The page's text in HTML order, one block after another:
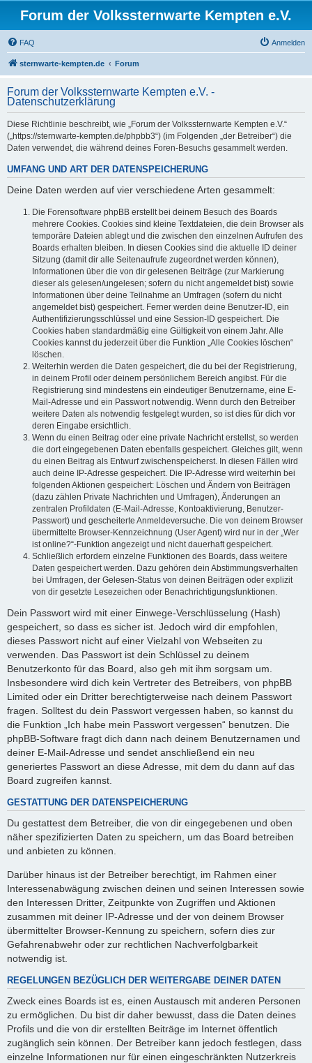
Forum der Volkssternwarte Kempten e.V.
FAQ Anmelden
sternwarte-kempten.de Forum
Forum der Volkssternwarte Kempten e.V. -
Datenschutzerklärung
Diese Richtlinie beschreibt, wie „Forum der Volkssternwarte Kempten e.V.“
(„https://sternwarte-kempten.de/phpbb3“) (im Folgenden „der Betreiber“) die
Daten verwendet, die während deines Foren-Besuchs gesammelt werden.
UMFANG UND ART DER DATENSPEICHERUNG
Deine Daten werden auf vier verschiedene Arten gesammelt:
Die Forensoftware phpBB erstellt bei deinem Besuch des Boards
mehrere Cookies. Cookies sind kleine Textdateien, die dein Browser als
temporäre Dateien ablegt und die zwischen den einzelnen Aufrufen des
Boards erhalten bleiben. In diesen Cookies sind die aktuelle ID deiner
Sitzung (damit dir alle Seitenaufrufe zugeordnet werden können),
Informationen über die von dir gelesenen Beiträge (zur Markierung
dieser als gelesen/ungelesen; sofern du nicht angemeldet bist) sowie
Informationen über deine Teilnahme an Umfragen (sofern du nicht
angemeldet bist) gespeichert. Ferner werden deine Benutzer-ID, ein
Authentifizierungsschlüssel und eine Session-ID gespeichert. Die
Cookies haben standardmäßig eine Gültigkeit von einem Jahr. Alle
Cookies kannst du jederzeit über die Funktion „Alle Cookies löschen“
löschen.
Weiterhin werden die Daten gespeichert, die du bei der Registrierung,
in deinem Profil oder deinem persönlichem Bereich angibst. Für die
Registrierung sind mindestens ein eindeutiger Benutzername, eine E-
Mail-Adresse und ein Passwort notwendig. Wenn durch den Betreiber
weitere Daten als notwendig festgelegt wurden, so ist dies für dich vor
deren Eingabe ersichtlich.
Wenn du einen Beitrag oder eine private Nachricht erstellst, so werden
die dort eingegebenen Daten ebenfalls gespeichert. Gleiches gilt, wenn
du einen Beitrag als Entwurf zwischenspeicherst. In diesen Fällen wird
auch deine IP-Adresse gespeichert. Die IP-Adresse wird weiterhin bei
folgenden Aktionen gespeichert: Löschen und Ändern von Beiträgen
(dazu zählen Private Nachrichten und Umfragen), Änderungen an
zentralen Profildaten (E-Mail-Adresse, Kontoaktivierung, Benutzer-
Passwort) und gescheiterte Anmeldeversuche. Die von deinem Browser
übermittelte Browser-Kennzeichnung (User Agent) wird nur in der „Wer
ist online?“-Funktion angezeigt und nicht dauerhaft gespeichert.
Schließlich erfordern einzelne Funktionen des Boards, dass weitere
Daten gespeichert werden. Dazu gehören dein Abstimmungsverhalten
bei Umfragen, der Gelesen-Status von deinen Beiträgen oder explizit
von dir gesetzte Lesezeichen oder Benachrichtigungsfunktionen.
Dein Passwort wird mit einer Einwege-Verschlüsselung (Hash)
gespeichert, so dass es sicher ist. Jedoch wird dir empfohlen,
dieses Passwort nicht auf einer Vielzahl von Webseiten zu
verwenden. Das Passwort ist dein Schlüssel zu deinem
Benutzerkonto für das Board, also geh mit ihm sorgsam um.
Insbesondere wird dich kein Vertreter des Betreibers, von phpBB
Limited oder ein Dritter berechtigterweise nach deinem Passwort
fragen. Solltest du dein Passwort vergessen haben, so kannst du
die Funktion „Ich habe mein Passwort vergessen“ benutzen. Die
phpBB-Software fragt dich dann nach deinem Benutzernamen und
deiner E-Mail-Adresse und sendet anschließend ein neu
generiertes Passwort an diese Adresse, mit dem du dann auf das
Board zugreifen kannst.
GESTATTUNG DER DATENSPEICHERUNG
Du gestattest dem Betreiber, die von dir eingegebenen und oben
näher spezifizierten Daten zu speichern, um das Board betreiben
und anbieten zu können.
Darüber hinaus ist der Betreiber berechtigt, im Rahmen einer
Interessenabwägung zwischen deinen und seinen Interessen sowie
den Interessen Dritter, Zeitpunkte von Zugriffen und Aktionen
zusammen mit deiner IP-Adresse und der von deinem Browser
übermittelter Browser-Kennung zu speichern, sofern dies zur
Gefahrenabwehr oder zur rechtlichen Nachverfolgbarkeit
notwendig ist.
REGELUNGEN BEZÜGLICH DER WEITERGABE DEINER DATEN
Zweck eines Boards ist es, einen Austausch mit anderen Personen
zu ermöglichen. Du bist dir daher bewusst, dass die Daten deines
Profils und die von dir erstellten Beiträge im Internet öffentlich
zugänglich sein können. Der Betreiber kann jedoch festlegen, dass
einzelne Informationen nur für einen eingeschränkten Nutzerkreis